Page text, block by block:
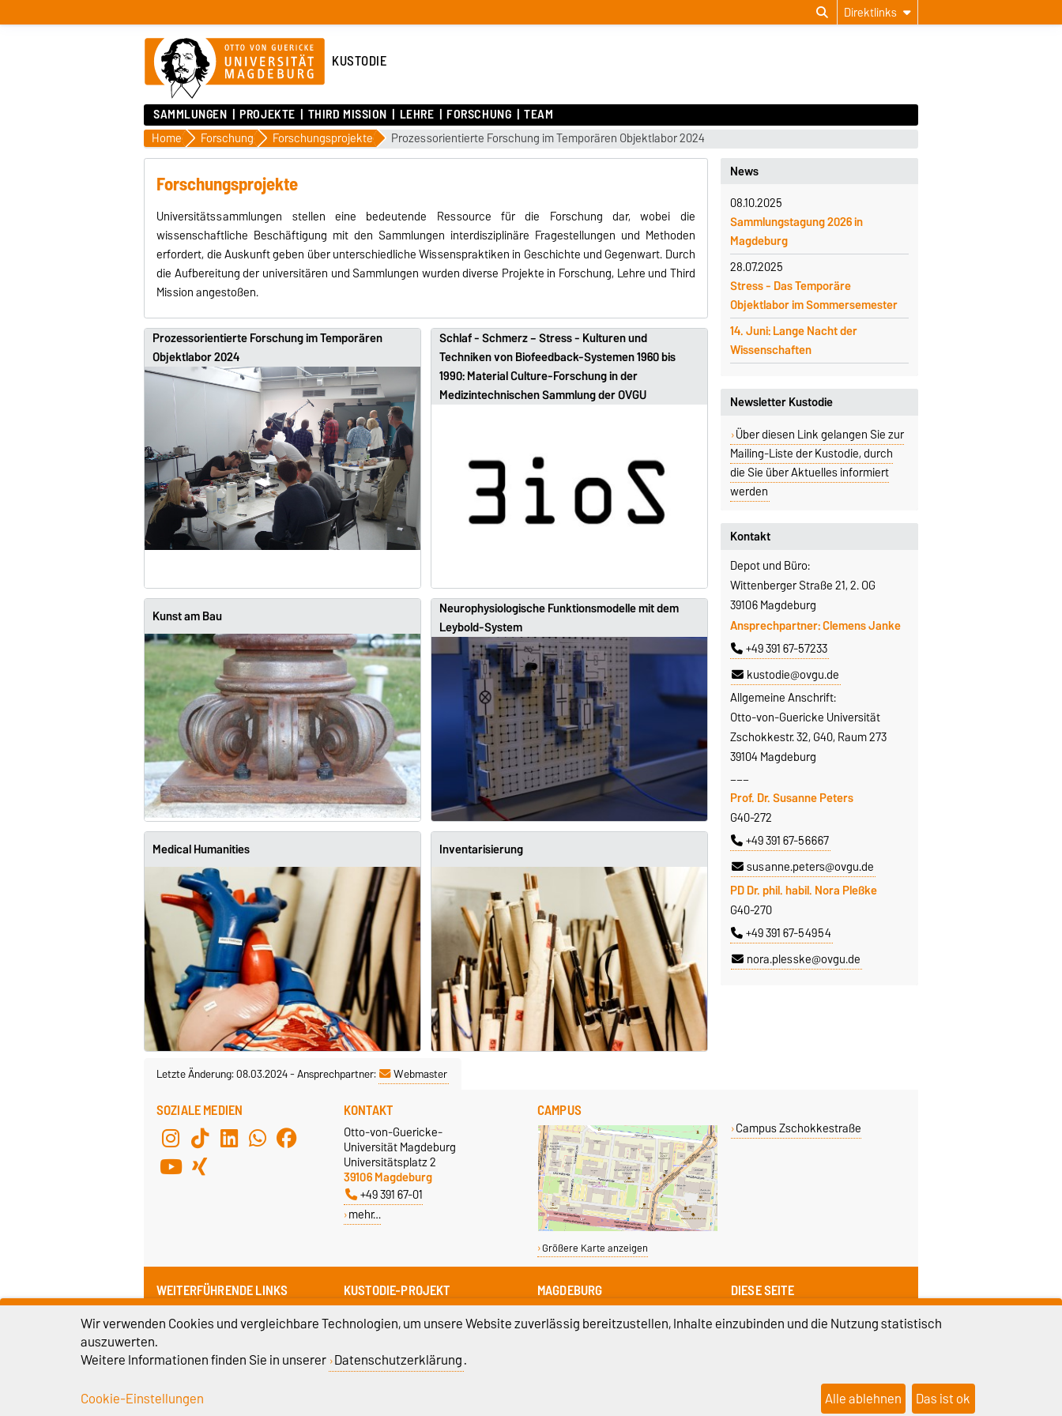
Direktlinks
KUSTODIE
SAMMLUNGEN PROJEKTE THIRD MISSION LEHRE FORSCHUNG TEAM
Home Forschung Forschungsprojekte Prozessorientierte Forschung im Temporären Objektlabor 2024
Forschungsprojekte
Universitätssammlungen stellen eine bedeutende Ressource für die Forschung dar, wobei die
wissenschaftliche Beschäftigung mit den Sammlungen interdisziplinäre Fragestellungen und Methoden
erfordert, die Auskunft geben über unterschiedliche Wissenspraktiken in Geschichte und Gegenwart. Durch
die Aufbereitung der universitären und Sammlungen wurden diverse Projekte in Forschung, Lehre und Third
Mission angestoßen.
Prozessorientierte Forschung im Temporären
Objektlabor 2024
Schlaf - Schmerz – Stress - Kulturen und
Techniken von Biofeedback-Systemen 1960 bis
1990: Material Culture-Forschung in der
Medizintechnischen Sammlung der OVGU
Kunst am Bau
Neurophysiologische Funktionsmodelle mit dem
Leybold-System
Medical Humanities Inventarisierung
Kontakt
Depot und Büro:
Wittenberger Straße 21, 2. OG
39106 Magdeburg
Ansprechpartner: Clemens Janke
+49 391 67-57233
kustodie@ovgu.de
Allgemeine Anschrift:
Otto-von-Guericke Universität
Zschokkestr. 32, G40, Raum 273
39104 Magdeburg
___
Prof. Dr. Susanne Peters
G40-272
+49 391 67-56667
susanne.peters@ovgu.de
PD Dr. phil. habil. Nora Pleßke
G40-270
+49 391 67-54954
nora.plesske@ovgu.de
Newsletter Kustodie
Über diesen Link gelangen Sie zur
Mailing-Liste der Kustodie, durch
die Sie über Aktuelles informiert
werden
News
08.10.2025
Sammlungstagung 2026 in
Magdeburg
28.07.2025
Stress - Das Temporäre
Objektlabor im Sommersemester
14. Juni: Lange Nacht der
Wissenschaften
Letzte Änderung: 08.03.2024-Ansprechpartner: Webmaster
SOZIALE MEDIEN KONTAKT
Otto-von-Guericke-
Universität Magdeburg
Universitätsplatz 2
39106 Magdeburg
+49 391 67-01
mehr…
CAMPUS
Größere Karte anzeigen
Campus Zschokkestraße
WEITERFÜHRENDE LINKS
Universitätsbibliothek
Universitätsarchiv
Medizinische Zentralbibliothek
KUSTODIE-PROJEKT
Projektbüro
39104 Magdeburg
G40-270
MAGDEBURG
Magdeburger Museen
DIESE SEITE
Vorlesen
Permalink
Sitemap
Wir verwenden Cookies und vergleichbare Technologien, um unsere Website zuverlässig bereitzustellen, Inhalte einzubinden und die Nutzung statistisch
auszuwerten.
Weitere Informationen finden Sie in unserer Datenschutzerklärung.
Cookie-Einstellungen
Alle ablehnen Das ist ok